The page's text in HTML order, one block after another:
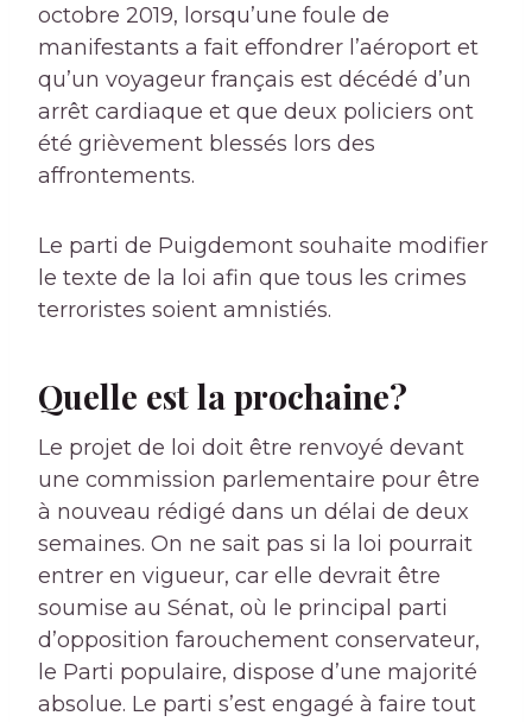
octobre 2019, lorsqu’une foule de
manifestants a fait effondrer l’aéroport et
qu’un voyageur français est décédé d’un
arrêt cardiaque et que deux policiers ont
été grièvement blessés lors des
affrontements.
Le parti de Puigdemont souhaite modifier
le texte de la loi afin que tous les crimes
terroristes soient amnistiés.
Quelle est la prochaine?
Le projet de loi doit être renvoyé devant
une commission parlementaire pour être
à nouveau rédigé dans un délai de deux
semaines. On ne sait pas si la loi pourrait
entrer en vigueur, car elle devrait être
soumise au Sénat, où le principal parti
d’opposition farouchement conservateur,
le Parti populaire, dispose d’une majorité
absolue. Le parti s’est engagé à faire tout